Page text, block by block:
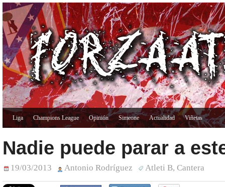
Liga Champions League Opinión Simeone Actualidad Viñetas
Nadie puede parar a
19/03/2013 Antonio Rodríguez Atleti B, Cantera